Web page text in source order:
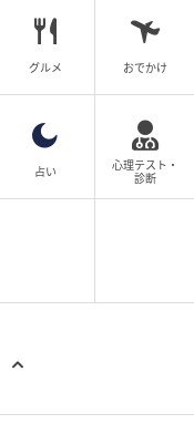
グルメ おでかけ
占い
心理テスト・
診断